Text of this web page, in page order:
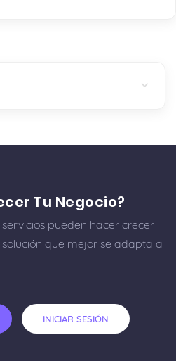
Tu Negocio?
pueden hacer crecer
que mejor se adapta a
INICIAR SESIÓN